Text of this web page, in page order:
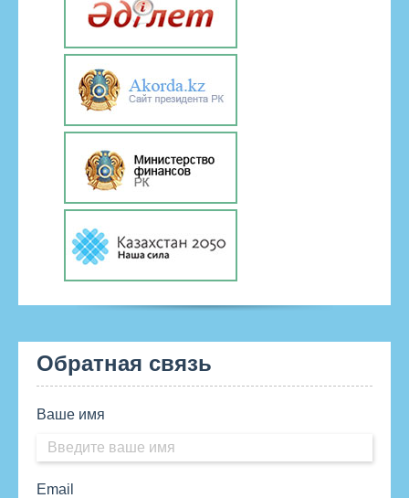
Обратная связь
Ваше имя
Email